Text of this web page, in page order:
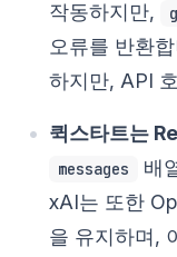
작동하지만,
오류를 반환
하지만, API
퀵스타트는
messages 배
xAI는 또한
을 유지하며,